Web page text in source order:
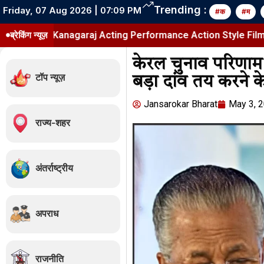
Friday, 07 Aug 2026 | 07:09 PM Trending : #क #म
ब्रेकिंग न्यूज़
Kanagaraj Acting Performance Action Style Film
टॉप न्यूज़
राज्य-शहर
अंतर्राष्ट्रीय
अपराध
राजनीति
केरल चुनाव
बड़ा दांव तय करने
Jansarokar Bharat May 3,